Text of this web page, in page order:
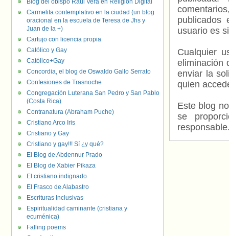
usuario es
Cualquier
eliminación
enviar la
quien
Este blog
se
Blog del obispo Raúl Vera en Religión Digital
Carmelita contemplativo en la ciudad (un blog
oracional en la escuela de Teresa de Jhs y
Juan de la +)
Cartujo con licencia propia
Católico y Gay
Católico+Gay
Concordia, el blog de Oswaldo Gallo Serrato
Confesiones de Trasnoche
Congregación Luterana San Pedro y San Pablo
(Costa Rica)
Contranatura (Abraham Puche)
Cristiano Arco Iris
Cristiano y Gay
Cristiano y gay!!! Sí ¿y qué?
El Blog de Abdennur Prado
El Blog de Xabier Pikaza
El cristiano indignado
El Frasco de Alabastro
Escrituras Inclusivas
Espiritualidad caminante (cristiana y
ecuménica)
Falling poems